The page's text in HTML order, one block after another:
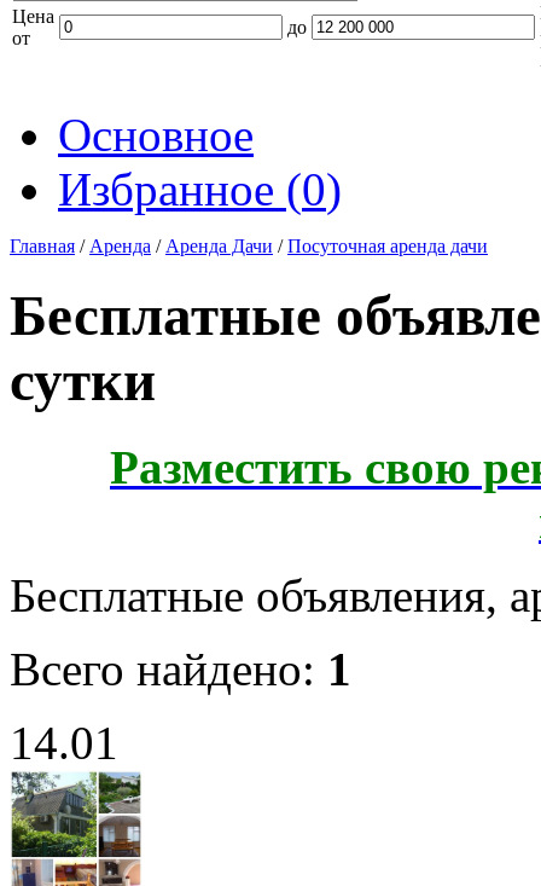
Цена
от
до
Основное
Избранное (0)
Главная / Аренда / Аренда Дачи /Посуточная аренда дачи
Бесплатные
сутки
Разместить свою
Бесплатные объявления,
Всего найдено: 1
14.01